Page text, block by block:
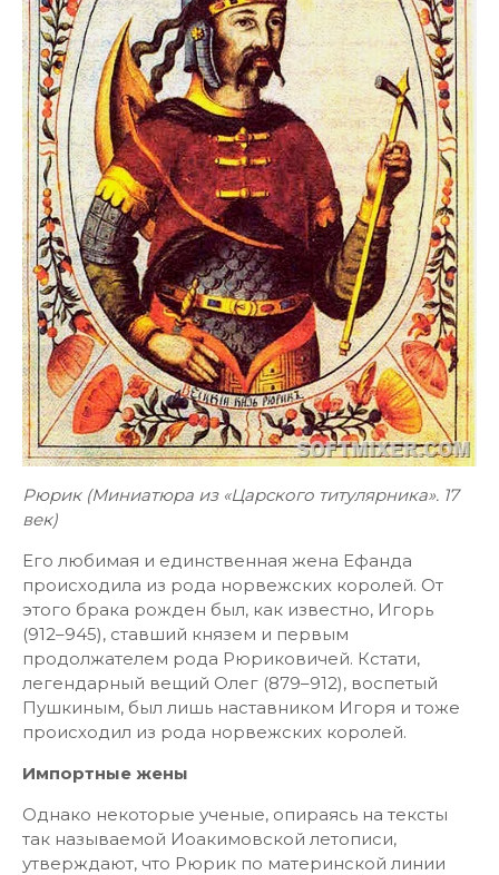
Рюрик (Миниатюра из «Царского титулярника». 17
век)
Его любимая и единственная жена Ефанда
происходила из рода норвежских королей. От
этого брака рожден был, как известно, Игорь
(912–945), ставший князем и первым
продолжателем рода Рюриковичей. Кстати,
легендарный вещий Олег (879–912), воспетый
Пушкиным, был лишь наставником Игоря и тоже
происходил из рода норвежских королей.
Импортные жены
Однако некоторые ученые, опираясь на тексты
так называемой Иоакимовской летописи,
утверждают, что Рюрик по материнской линии